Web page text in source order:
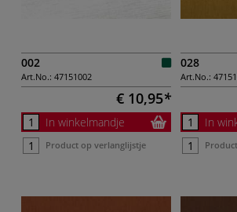
002
Art.No.: 47151002
€ 10,95
In winkelmandje
Product op verlanglijstje
028
Art.No.:
In